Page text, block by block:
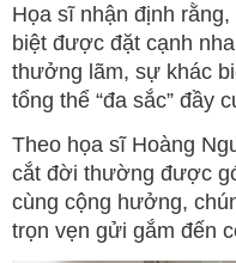
Họa sĩ nhận định
biệt được đặt cạnh
thưởng lãm, sự khác
tổng thể “đa sắc” đầy
Theo họa sĩ Hoàng
cắt đời thường được
cùng cộng hưởng,
trọn vẹn gửi gắm đến